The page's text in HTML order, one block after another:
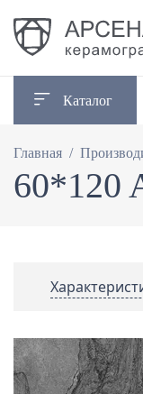
Каталог
Главная /
60*120